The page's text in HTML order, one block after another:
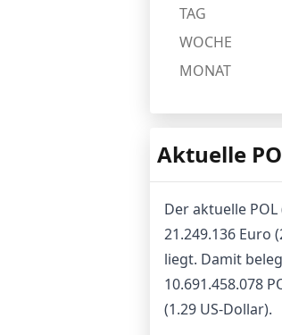
TAG
WOCHE
MONAT
Aktuelle
Der aktuelle
21.249.136 Euro
liegt. Damit
10.691.458.078
(1.29 US-Dollar).